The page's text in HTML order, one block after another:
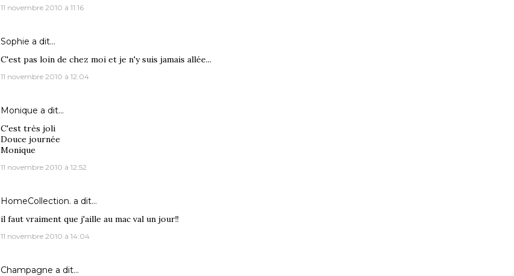
11 novembre 2010 à 11:16
Sophie a dit…
C'est pas loin de chez moi et je n'y suis jamais allée...
11 novembre 2010 à 12:04
Monique a dit…
C'est très joli
Douce journée
Monique
11 novembre 2010 à 12:52
HomeCollection. a dit…
il faut vraiment que j'aille au mac val un jour!!
11 novembre 2010 à 14:04
Champagne a dit…